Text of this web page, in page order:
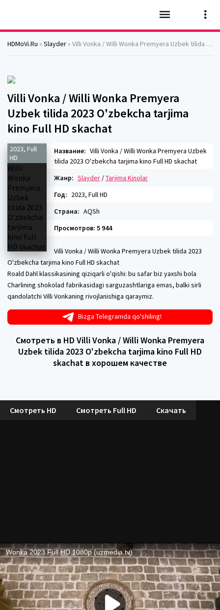
HDMoVi.Ru » Slayder » Villi Vonka / Willi Wonka Premyera Uzbek tilida 2023 O'zbekcha tarjima kino Full HD skachat
Villi Vonka / Willi Wonka Premyera
Uzbek tilida 2023 O'zbekcha tarjima
kino Full HD skachat
2023, Full
HD
Название: Villi Vonka / Willi Wonka Premyera Uzbek
tilida 2023 O'zbekcha tarjima kino Full HD skachat
Жанр: Slayder /Tarjima Kinolar
Год: 2023, Full HD
Страна: AQSh
Просмотров: 5 944
Villi Vonka / Willi Wonka Premyera Uzbek tilida 2023
O'zbekcha tarjima kino Full HD skachat
Roald Dahl klassikasining qiziqarli o'qishi: bu safar biz yaxshi bola
Charlining shokolad fabrikasidagi sarguzashtlariga emas, balki sirli
qandolatchi Villi Vonkaning rivojlanishiga qaraymiz.
Bizga Telegramda qo'shiling!
Смотреть в HD Villi Vonka / Willi Wonka Premyera
Uzbek tilida 2023 O'zbekcha tarjima kino Full HD
skachat в хорошем качестве
Смотреть HD Смотреть Full HD Скачать